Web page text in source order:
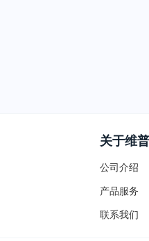
关于维普
公司介绍
产品服务
联系我们